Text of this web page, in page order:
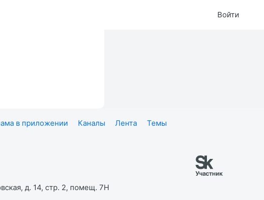
Войти
в приложении Каналы Лента
Темы
д. 14, стр. 2, помещ. 7Н